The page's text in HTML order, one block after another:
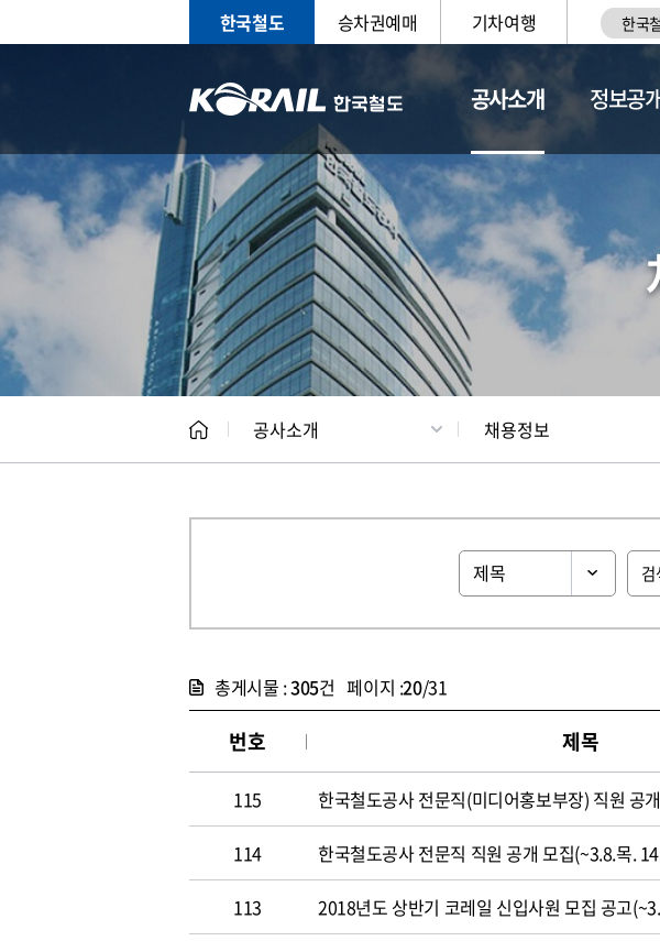
한국철도 승차권예매 기차여행 한국
공사소개
CEO 일반현황
정보공
공사소개 채용정보
총게시물 :305건 페이지 :20/31
번호 제목
115 한국철도공사 전문직(미디어홍보부장) 직원 공
114 한국철도공사 전문직 직원 공개 모집(~3.8.목.
113 2018년도 상반기 코레일 신입사원 모집 공고